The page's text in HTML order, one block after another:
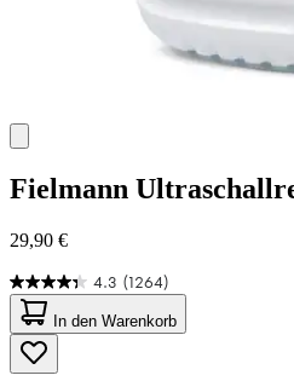
Fielmann
29,90 €
4.3 (1264)
4.3
von
5
Sternen.
In den Warenkorb